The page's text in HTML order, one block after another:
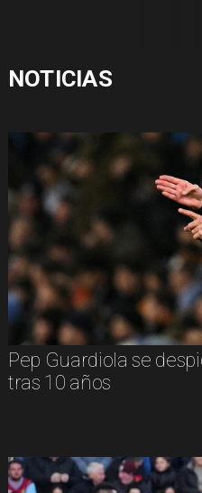
NOTICIAS
Pep Guardiola se
tras 10 años